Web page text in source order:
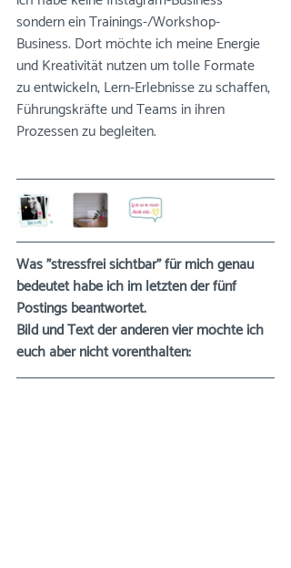
sondern ein Trainings-/Workshop-
Business. Dort möchte ich meine Energie
und Kreativität nutzen um tolle Formate
zu entwickeln, Lern-Erlebnisse zu schaffen,
Führungskräfte und Teams in ihren
Prozessen zu begleiten.
Was "stressfrei sichtbar" für mich genau
bedeutet habe ich im letzten der fünf
Postings beantwortet.
Bild und Text der anderen vier möchte ich
euch aber nicht vorenthalten: